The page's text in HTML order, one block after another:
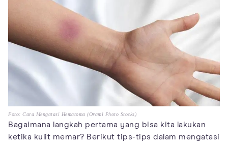
Foto: Cara Mengatasi Hematoma (Orami Photo Stocks)
Bagaimana langkah pertama yang bisa kita lakukan
ketika kulit memar? Berikut tips-tips dalam mengatasi